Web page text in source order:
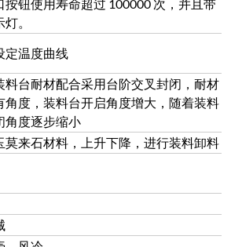
二支、棒具二套，说明书一份 ，合格
坩埚钳一把，高温手套一副
包装为二层包装，海绵纸包裹后再用
缠绕，再用铁架底托固定。
费送货上门（市区内免费送货）
炉运输过程中出现的任何损坏有我方承
式：汽车、铁路、轮船（外贸出
运（外贸出口）运输，距离较近的我公
车运输。